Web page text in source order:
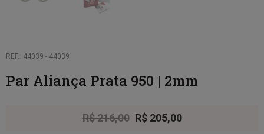
REF.: 44039 - 44039
Par Aliança Prata 950 | 2mm
R$216,00 R$205,00